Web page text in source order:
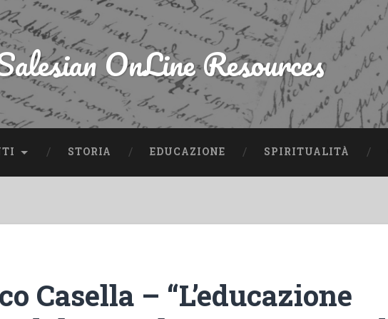
OnLine Resources
STORIA EDUCAZIONE SPIRITUALITÀ
Casella – “L’educazione